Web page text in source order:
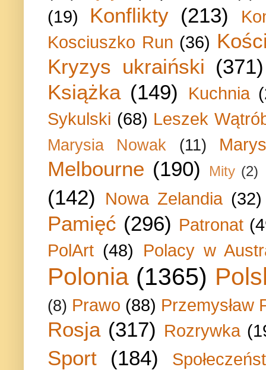
(19) Konflikty (213)
Kosciuszko Run (36)
Kryzys ukraiński (371)
Książka (149) Kuchnia
Sykulski (68) Leszek
Marysia Nowak (11)
Melbourne (190) Mity (2)
(142) Nowa Zelandia (32)
Pamięć (296) Patronat
PolArt (48) Polacy w
Polonia (1365)
(8) Prawo (88) Przemysław
Rosja (317) Rozrywka
Sport (184)